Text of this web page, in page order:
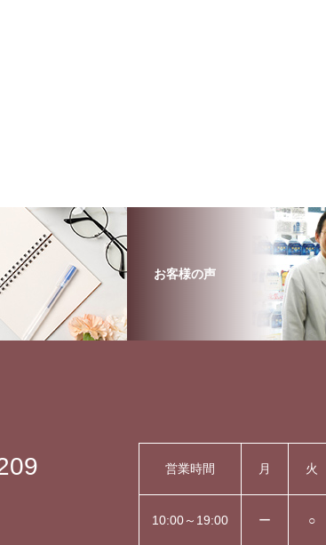
お客様の声
営業時間 月 火
10:00～19:00 ー ○